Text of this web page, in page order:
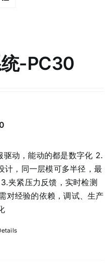
-PC30
驱动，能动的都是数字化 2.
计，同一层模可多半径，最
夹紧压力反馈，实时检测
对经验的依赖，调试、生产